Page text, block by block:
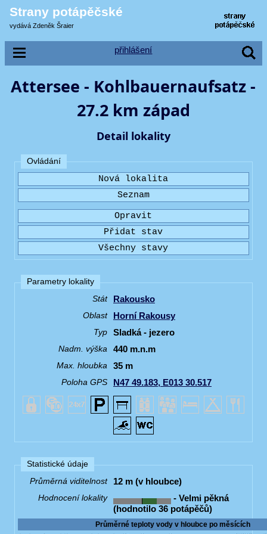
Strany potápěčské
vydává Zdeněk Šraier
přihlášení
Attersee - Kohlbauernaufsatz -
27.2 km západ
Detail lokality
Ovládání
Parametry lokality
Stát
Rakousko
Oblast Horní Rakousy
Typ Sladká - jezero
Nadm. výška 440 m.n.m
Max. hloubka 35 m
Poloha GPS N47 49.183, E013 30.517
Statistické údaje
Průměrná viditelnost
12 m (v hloubce)
Hodnocení lokality
- Velmi pěkná
(hodnotilo 36 potápěčů)
Průměrné teploty vody v hloubce po měsících